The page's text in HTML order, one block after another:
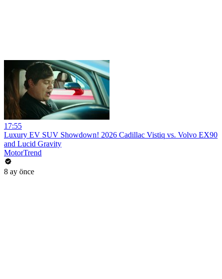
17:55
Luxury EV SUV Showdown! 2026 Cadillac Vistiq vs. Volvo EX90
and Lucid Gravity
MotorTrend
8 ay önce